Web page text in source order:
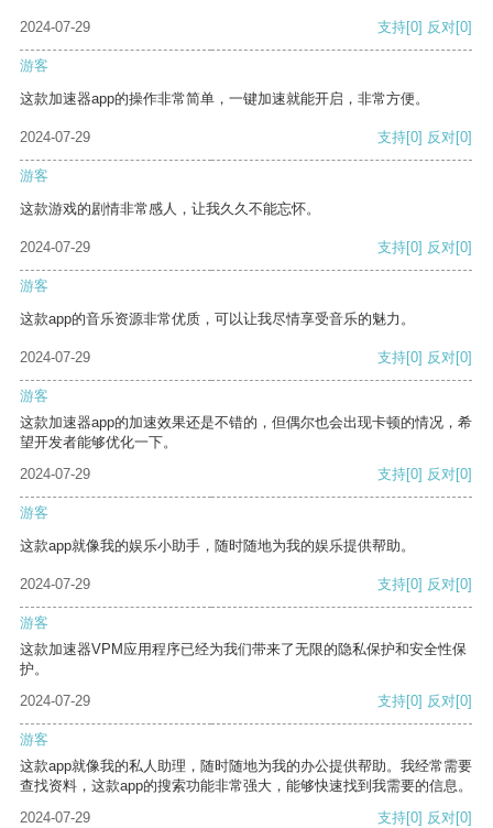
2024-07-29 支持[0] 反对[0]
游客
这款加速器app的操作非常简单，一键加速就能开启，非常方便。
2024-07-29 支持[0] 反对[0]
游客
这款游戏的剧情非常感人，让我久久不能忘怀。
2024-07-29 支持[0] 反对[0]
游客
这款app的音乐资源非常优质，可以让我尽情享受音乐的魅力。
2024-07-29 支持[0] 反对[0]
游客
这款加速器app的加速效果还是不错的，但偶尔也会出现卡顿的情况，希
望开发者能够优化一下。
2024-07-29
支持[0] 反对[0]
游客
这款app就像我的娱乐小助手，随时随地为我的娱乐提供帮助。
2024-07-29 支持[0] 反对[0]
游客
这款加速器VPM应用程序已经为我们带来了无限的隐私保护和安全性保
护。
2024-07-29
支持[0] 反对[0]
游客
这款app就像我的私人助理，随时随地为我的办公提供帮助。我经常需要
查找资料，这款app的搜索功能非常强大，能够快速找到我需要的信息。
2024-07-29
支持[0] 反对[0]